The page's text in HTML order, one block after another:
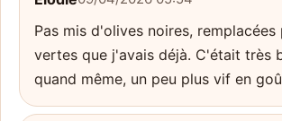
Pas mis d'olives noires, remplacées
vertes que j'avais déjà. C'était très
quand même, un peu plus vif en